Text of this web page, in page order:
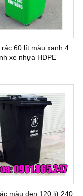
rác 60 lít màu xanh 4
xe nhựa HDPE
màu đen 120 lít 240